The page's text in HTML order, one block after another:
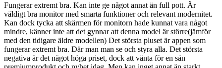
Fungerar extremt bra. Kan inte ge något annat än full pott. Är
väldigt bra monitor med smarta funktioner och relevant modernitet.
Kan dock tycka att skärmen för monitorn hade kunnat vara något
mindre, känner inte att det gynnar att denna model är större(jämför
med den tidigare äldre modellen) Det största pluset är appen som
fungerar extremt bra. Där man man se och styra alla. Det största
negativa är det något höga priset, dock att vänta för en sån